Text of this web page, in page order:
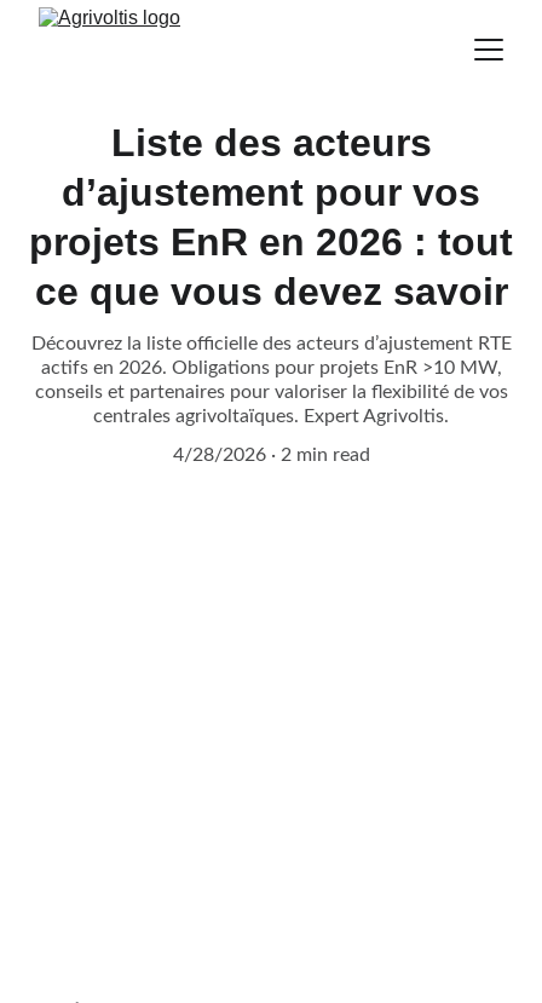
Liste des acteurs
d’ajustement pour vos
projets EnR en 2026 : tout
ce que vous devez savoir
Découvrez la liste officielle des acteurs d’ajustement RTE
actifs en 2026. Obligations pour projets EnR >10 MW,
conseils et partenaires pour valoriser la flexibilité de vos
centrales agrivoltaïques. Expert Agrivoltis.
4/28/2026
2 min read